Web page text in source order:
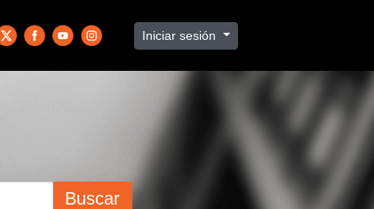
Iniciar sesión
Buscar